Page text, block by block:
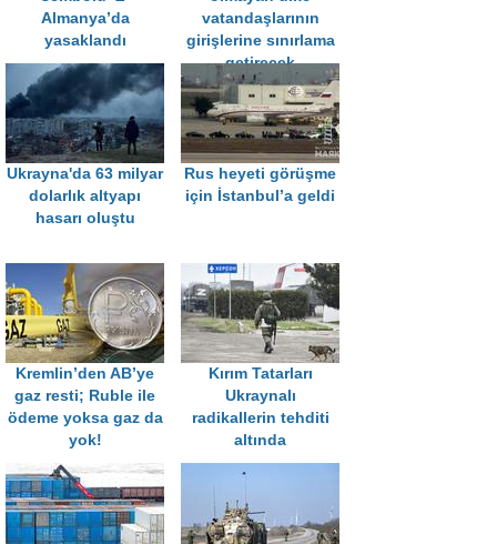
Almanya’da
yasaklandı
vatandaşlarının
girişlerine sınırlama
getirecek
Ukrayna'da 63 milyar
dolarlık altyapı
hasarı oluştu
Rus heyeti görüşme
için İstanbul’a geldi
Kremlin’den AB’ye
gaz resti; Ruble ile
ödeme yoksa gaz da
yok!
Kırım Tatarları
Ukraynalı
radikallerin tehditi
altında